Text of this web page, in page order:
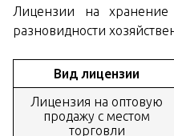
Лицензии на хранение
разновидности
Вид лицензии
Лицензия на оптовую
продажу с местом
торговли